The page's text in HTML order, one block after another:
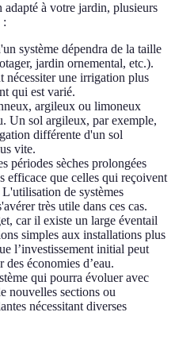
à votre jardin, plusieurs
:
système dépendra de la taille
jardin ornemental, etc.).
nécessiter une irrigation plus
qui est varié.
argileux ou limoneux
Un sol argileux, par exemple,
différente d'un sol
vite.
périodes sèches prolongées
efficace que celles qui reçoivent
de systèmes
très utile dans ces cas.
car il existe un large éventail
simples aux installations plus
l’investissement initial peut
économies d’eau.
qui pourra évoluer avec
nouvelles sections ou
nécessitant diverses